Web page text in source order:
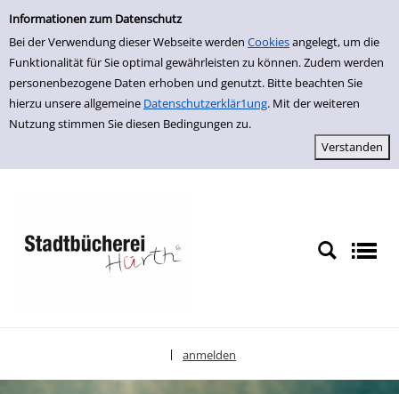
Einfache Suche
Informationen zum Datenschutz
Bei der Verwendung dieser Webseite werden Cookiesangelegt, um die
Funktionalität für Sie optimal gewährleisten zu können. Zudem werden
personenbezogene Daten erhoben und genutzt. Bitte beachten Sie
hierzu unsere allgemeine Datenschutzerklär1ung. Mit der weiteren
Nutzung stimmen Sie diesen Bedingungen zu.
zur Navigation springen
zum Inhalt springen
Zu den Suchfiltern springen
Zur Trefferliste springen
anmelden